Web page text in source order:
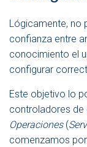
Lógicamente, no
confianza entre
conocimiento el
configurar
Este objetivo lo
controladores
Operaciones(
comenzamos